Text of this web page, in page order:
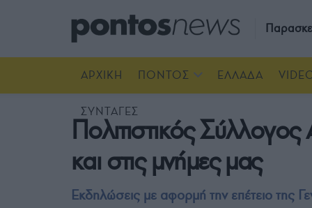
ΑΡΧΙΚΗ ΠΟΝΤΟΣ ΕΛΛΑΔΑ
ΣΥΝΤΑΓΕΣ
Πολιτιστικός
και στις μνήμες μας
Εκδηλώσεις με αφορμή την επέτειο της